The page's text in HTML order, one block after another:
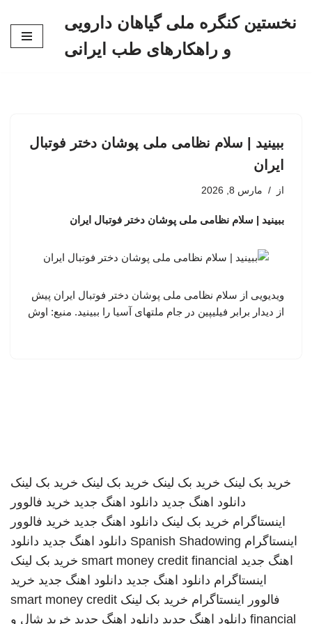
نخستین کنگره ملی گیاهان دارویی
و راهکارهای طب ایرانی
ببینید | سلام نظامی ملی پوشان دختر فوتبال
ایران
از مارس 8, 2026
ببینید | سلام نظامی ملی پوشان دختر فوتبال ایران
ویدیویی از سلام نظامی ملی پوشان دختر فوتبال ایران پیش
از دیدار برابر فیلیپین در جام ملتهای آسیا را ببینید. منبع: اوش
خرید بک لینک خرید بک لینک خرید بک لینک خرید بک لینک
دانلود اهنگ جدید دانلود اهنگ جدید خرید فالوور
اینستاگرام خرید بک لینک دانلود اهنگ جدید خرید فالوور
اینستاگرام Spanish Shadowing دانلود اهنگ جدید دانلود
اهنگ جدید smart money credit financial خرید بک لینک
اینستاگرام دانلود اهنگ جدید دانلود اهنگ جدید خرید
فالوور اینستاگرام خرید بک لینک smart money credit
financial دانلود اهنگ جدید دانلود اهنگ جدید خرید شال و